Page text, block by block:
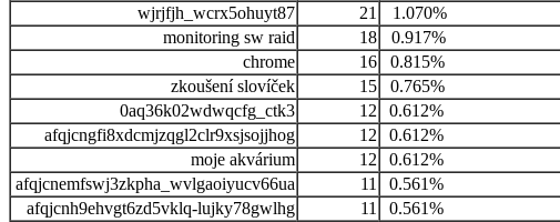
wjrjfjh_wcrx5ohuyt87
21
1.070%
monitoring sw raid
18
0.917%
chrome
16
0.815%
zkoušení slovíček
15
0.765%
0aq36k02wdwqcfg_ctk3
12
0.612%
afqjcngfi8xdcmjzqgl2clr9xsjsojjhog
12
0.612%
moje akvárium
12
0.612%
afqjcnemfswj3zkpha_wvlgaoiyucv66ua
11
0.561%
afqjcnh9ehvgt6zd5vklq-lujky78gwlhg
11
0.561%